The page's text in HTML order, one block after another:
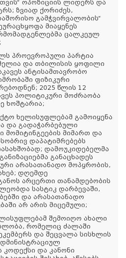
ოპოზიციის ლიდერს და
ზვიად ქორიძეს,
გამჭვირვალობის“
მიაყენეს
ცალკეულ
პროევროპული პარტია
და თბილისის ყოფილი
ანტისამთავრობო
ფიზიკური
2025 წლის 12
პოლიტიკური მოძრაობა
ხოშტარია;
ხელისუფლებამ გამოიყენა
და გადაჭარბებული
მომიტინგეების მიმართ და
დაპატიმრებებს
დამოუკიდებელმა
განაცხადეს
არასათანადო მოპყრობის,
დღემდე
არცერთი თანამდებობის
სასტიკ დარბევაში,
და არასათანადო
არ არის მიცემული;
შემოიღო ახალი
რომელიც ძალაში
და შეცვალა სისხლის
და კანონი